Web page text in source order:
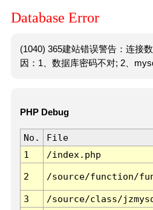
Database Error
(1040) 365建站错误警告：连接
因：1、数据库密码不对; 2、
PHP Debug
No. File
1
/index.php
2 /source/function/
3 /source/class/